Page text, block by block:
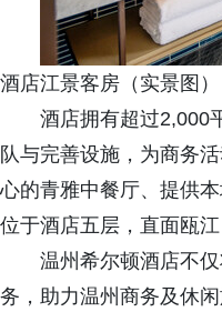
酒店江景客房（实景图）
酒店拥有超过2,000
队与完善设施，为商务
心的青雅中餐厅、提供
位于酒店五层，直面瓯
温州希尔顿酒店不
务，助力温州商务及休